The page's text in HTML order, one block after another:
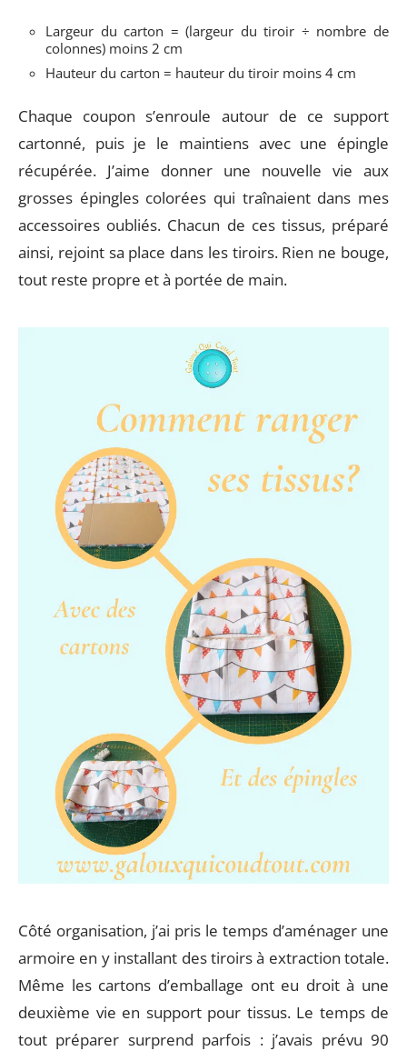
Largeur du carton = (largeur du tiroir ÷ nombre de
colonnes) moins 2 cm
Hauteur du carton = hauteur du tiroir moins 4 cm
Chaque coupon s’enroule autour de ce support
cartonné, puis je le maintiens avec une épingle
récupérée. J’aime donner une nouvelle vie aux
grosses épingles colorées qui traînaient dans mes
accessoires oubliés. Chacun de ces tissus, préparé
ainsi, rejoint sa place dans les tiroirs. Rien ne bouge,
tout reste propre et à portée de main.
Côté organisation, j’ai pris le temps d’aménager une
armoire en y installant des tiroirs à extraction totale.
Même les cartons d’emballage ont eu droit à une
deuxième vie en support pour tissus. Le temps de
tout préparer surprend parfois : j’avais prévu 90